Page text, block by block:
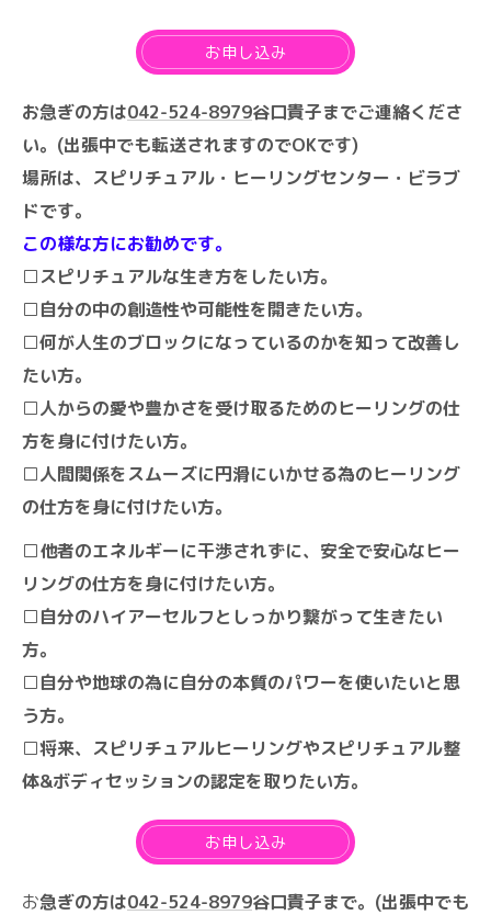
お申し込み
お急ぎの方は042-524-8979谷口貴子までご連絡くださ
い。(出張中でも転送されますのでOKです)
場所は、スピリチュアル・ヒーリングセンター・ビラブ
ドです。
この様な方にお勧めです。
□スピリチュアルな生き方をしたい方。
□自分の中の創造性や可能性を開きたい方。
□何が人生のブロックになっているのかを知って改善し
たい方。
□人からの愛や豊かさを受け取るためのヒーリングの仕
方を身に付けたい方。
□人間関係をスムーズに円滑にいかせる為のヒーリング
の仕方を身に付けたい方。
□他者のエネルギーに干渉されずに、安全で安心なヒー
リングの仕方を身に付けたい方。
□自分のハイアーセルフとしっかり繋がって生きたい
方。
□自分や地球の為に自分の本質のパワーを使いたいと思
う方。
□将来、スピリチュアルヒーリングやスピリチュアル整
体&ボディセッションの認定を取りたい方。
お申し込み
お急ぎの方は042-524-8979谷口貴子まで。(出張中でも